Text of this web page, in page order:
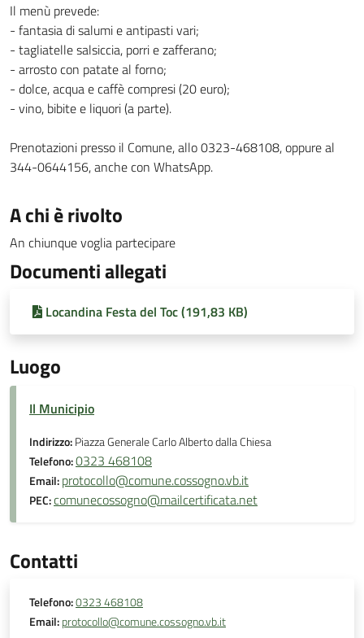
Il menù prevede:
- fantasia di salumi e antipasti vari;
- tagliatelle salsiccia, porri e zafferano;
- arrosto con patate al forno;
- dolce, acqua e caffè compresi (20 euro);
- vino, bibite e liquori (a parte).
Prenotazioni presso il Comune, allo 0323-468108, oppure al
344-0644156, anche con WhatsApp.
A chi è rivolto
An chiunque voglia partecipare
Documenti allegati
Locandina Festa del Toc (191,83 KB)
Luogo
Il Municipio
Indirizzo:Piazza Generale Carlo Alberto dalla Chiesa
Telefono:0323 468108
Email:protocollo@comune.cossogno.vb.it
PEC:comunecossogno@mailcertificata.net
Contatti
Telefono:0323 468108
Email:protocollo@comune.cossogno.vb.it